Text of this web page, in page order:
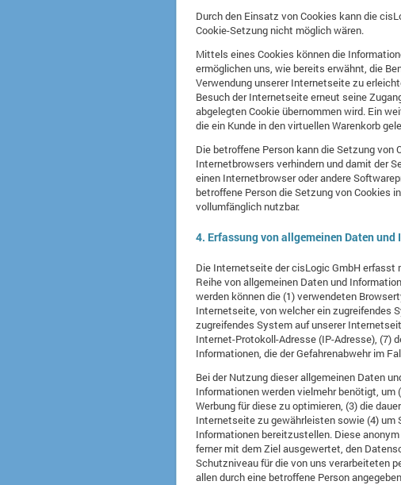
Durch den Einsatz von Cookies kann die
Cookie-Setzung nicht möglich wären.
Mittels eines Cookies können die
ermöglichen uns, wie bereits erwähnt, die
Verwendung unserer Internetseite zu
Besuch der Internetseite erneut seine
abgelegten Cookie übernommen wird. Ein
die ein Kunde in den virtuellen Warenkorb
Die betroffene Person kann die Setzung
Internetbrowsers verhindern und damit der
einen Internetbrowser oder andere
betroffene Person die Setzung von Cookies
vollumfänglich nutzbar.
4. Erfassung von allgemeinen Daten
Die Internetseite der cisLogic GmbH
Reihe von allgemeinen Daten und
werden können die (1) verwendeten
Internetseite, von welcher ein zugreifendes
zugreifendes System auf unserer
Internet-Protokoll-Adresse (IP-Adresse), (7)
Informationen, die der Gefahrenabwehr im
Bei der Nutzung dieser allgemeinen Daten
Informationen werden vielmehr benötigt,
Werbung für diese zu optimieren, (3) die
Internetseite zu gewährleisten sowie (4) um
Informationen bereitzustellen. Diese
ferner mit dem Ziel ausgewertet, den
Schutzniveau für die von uns verarbeiteten
allen durch eine betroffene Person